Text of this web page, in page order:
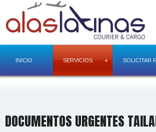
INICIO SERVICIOS SOLICITAR
DOCUMENTOS URGENTES